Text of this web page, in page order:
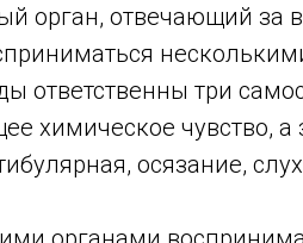
орган, отвечающий за
ответственны три
химическое чувство, а
осязание,